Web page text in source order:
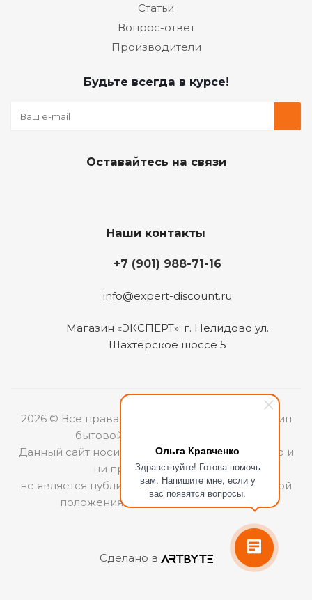
Ольга Кравченко
Здравствуйте! Готова помочь
вам. Напишите мне, если у
вас появятся вопросы.
Статьи
Вопрос-ответ
Производители
Будьте всегда в курсе!
Оставайтесь на связи
Наши контакты
+7 (901) 988-71-16
info@expert-discount.ru
Магазин «ЭКСПЕРТ»: г. Нелидово ул.
Шахтёрское шоссе 5
2026 © Все права защищены. Интернет-магазин
бытовой техники «ЭКСПЕРТ».
Данный сайт носит информационный характер и
ни при каких условиях
не является публичной офертой, определяемой
положениями Статьи 437 (2) ГКРФ.
Сделано в